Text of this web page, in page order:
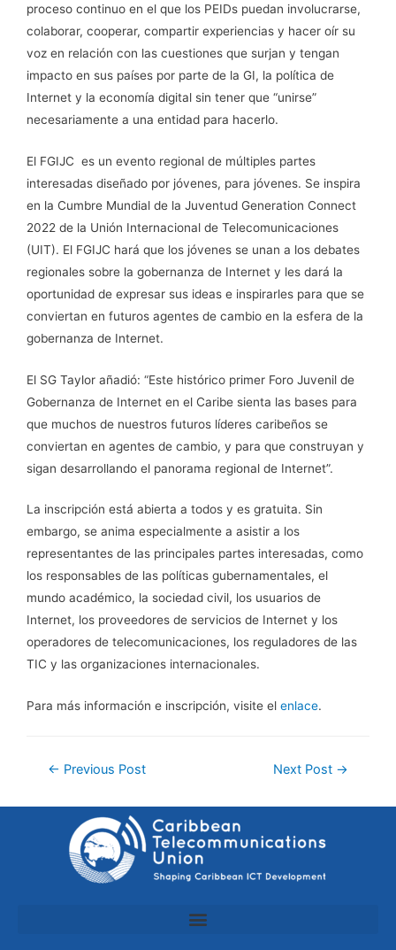
proceso continuo en el que los PEIDs puedan involucrarse,
colaborar, cooperar, compartir experiencias y hacer oír su
voz en relación con las cuestiones que surjan y tengan
impacto en sus países por parte de la GI, la política de
Internet y la economía digital sin tener que “unirse”
necesariamente a una entidad para hacerlo.
El FGIJC es un evento regional de múltiples partes
interesadas diseñado por jóvenes, para jóvenes. Se inspira
en la Cumbre Mundial de la Juventud Generation Connect
2022 de la Unión Internacional de Telecomunicaciones
(UIT). El FGIJC hará que los jóvenes se unan a los debates
regionales sobre la gobernanza de Internet y les dará la
oportunidad de expresar sus ideas e inspirarles para que se
conviertan en futuros agentes de cambio en la esfera de la
gobernanza de Internet.
El SG Taylor añadió: “Este histórico primer Foro Juvenil de
Gobernanza de Internet en el Caribe sienta las bases para
que muchos de nuestros futuros líderes caribeños se
conviertan en agentes de cambio, y para que construyan y
sigan desarrollando el panorama regional de Internet”.
La inscripción está abierta a todos y es gratuita. Sin
embargo, se anima especialmente a asistir a los
representantes de las principales partes interesadas, como
los responsables de las políticas gubernamentales, el
mundo académico, la sociedad civil, los usuarios de
Internet, los proveedores de servicios de Internet y los
operadores de telecomunicaciones, los reguladores de las
TIC y las organizaciones internacionales.
Para más información e inscripción, visite el enlace.
← Previous Post Next Post →